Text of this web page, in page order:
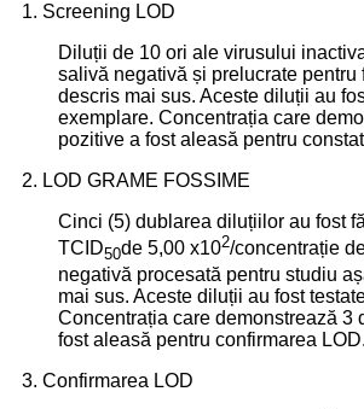
1. Screening LOD
Diluții de 10 ori ale virusului
salivă negativă și prelucrate pentru
descris mai sus. Aceste diluții au
exemplare. Concentrația care
pozitive a fost aleasă pentru
2. LOD GRAME FOSSIME
Cinci (5) dublarea diluțiilor au fost
TCID50de 5,00 x102/concentrație
negativă procesată pentru studiu
mai sus. Aceste diluții au fost
Concentrația care demonstrează 3
fost aleasă pentru confirmarea LOD.
3. Confirmarea LOD